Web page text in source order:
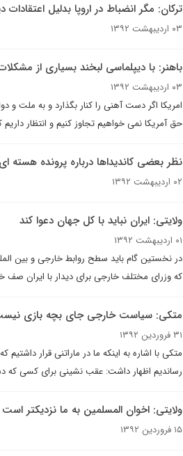
ترکان: مگر انضباط در اروپا بدلیل
۰۳ اردیبهشت ۱۳۹۲
باهنر: با دیپلماسی لبخند بسیاری از
۰۳ اردیبهشت ۱۳۹۲
امریکا اگر دست آهنی را کنار بگذارد و به ملت و
حق آمریکا نمی خواهیم تجاوز کنیم و انتظار داریم
نظر بعضی کاندیداها درباره پرونده هسته ای
۰۲ اردیبهشت ۱۳۹۲
ولایتی: ایران نباید با کل جهان دعوا کند
۰۱ اردیبهشت ۱۳۹۲
در نخستین گام باید سطح روابط خارجی و بین
که وزرای مختلف خارجی برای دیدار با ایران صف
متکی: سیاست خارجی جای بچه بازی
۳۱ فروردین ۱۳۹۲
متکی با اشاره به اینکه ما در ماراتنی قرار
رساندیم اظهار داشت: عقب نشینی برای کسی که
ولایتی: اخوان المسلمین به ما نزدیکتر است
۱۵ فروردین ۱۳۹۲